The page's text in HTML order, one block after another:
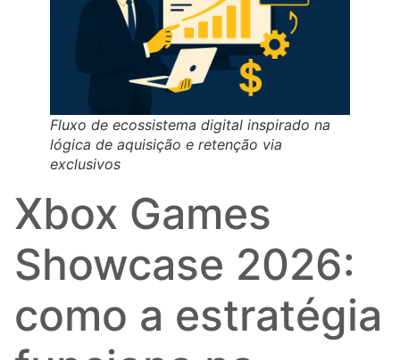
Fluxo de ecossistema digital inspirado na
lógica de aquisição e retenção via
exclusivos
Xbox Games
Showcase 2026:
como a estratégia